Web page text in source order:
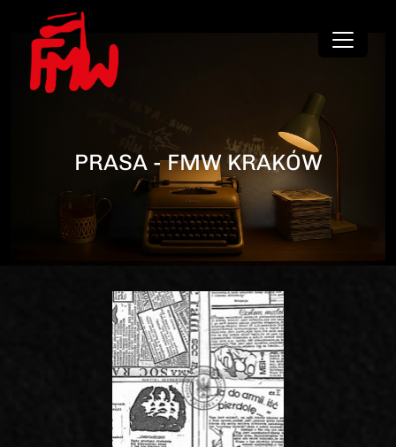
PRASA - FMW KRAKÓW